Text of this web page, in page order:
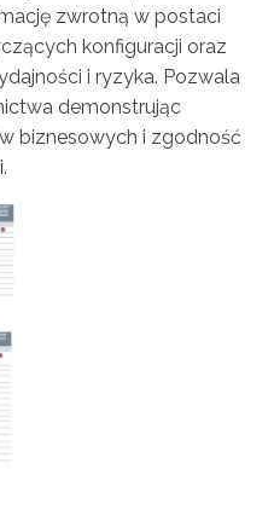
zwrotną w postaci
konfiguracji oraz
i ryzyka. Pozwala
demonstrując
biznesowych i zgodność